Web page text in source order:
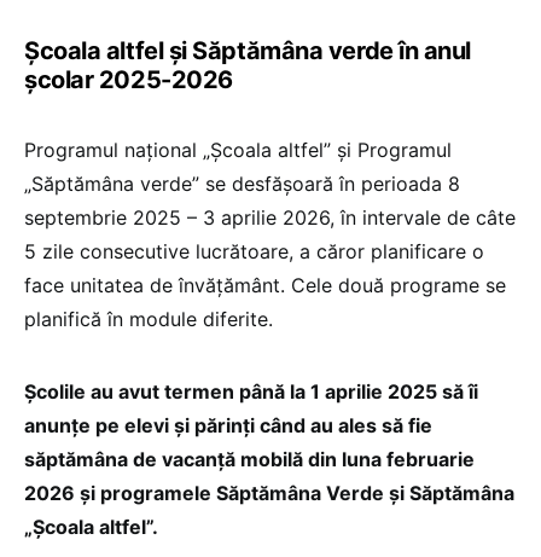
Școala altfel și Săptămâna verde în anul
școlar 2025-2026
Programul național „Școala altfel” și Programul
„Săptămâna verde” se desfășoară în perioada 8
septembrie 2025 – 3 aprilie 2026, în intervale de câte
5 zile consecutive lucrătoare, a căror planificare o
face unitatea de învățământ. Cele două programe se
planifică în module diferite.
Școlile au avut termen până la 1 aprilie 2025 să îi
anunțe pe elevi și părinți când au ales să fie
săptămâna de vacanță mobilă din luna februarie
2026 și programele Săptămâna Verde și Săptămâna
„Școala altfel”.